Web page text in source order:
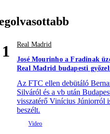
1
Real Madrid
José Mourinho a Fradinak
Real Madrid budapesti
Az FTC ellen debütáló
Silváról és a vb után
visszatérő Vinícius Júniorról
beszélt.